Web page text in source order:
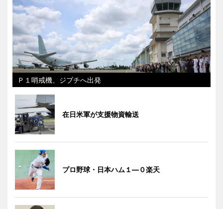
Ｐ１哨戒機、ジブチへ出発
在日米軍が支援物資輸送
プロ野球・日本ハム１―０楽天